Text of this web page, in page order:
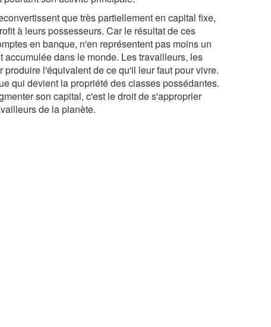
que très partiellement en capital fixe,
à leurs possesseurs. Car le résultat de ces
en banque, n'en représentent pas moins un
dans le monde. Les travailleurs, les
l'équivalent de ce qu'il leur faut pour vivre.
qui devient la propriété des classes possédantes.
son capital, c'est le droit de s'approprier
de la planète.